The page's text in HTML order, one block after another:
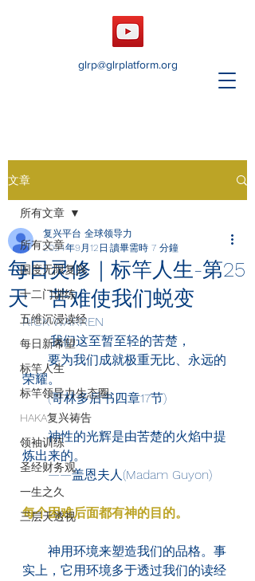
glrp@glrplatform.org
文章
所有文章
国度无限复兴
十二门训练
五维沉浸读经
每日新希望
标竿人生
标竿领导力生态圈
HAKA复兴祷告
领袖训练
圣经财务观
一生之久
三层天透视
所有文章
每日灵修｜标竿人生-第25
天 苦难使我们蜕变
复兴平台 全球领导力
2024年9月12日 讀畢需時 7 分鐘
RICK WARREN
       我们这至暂至轻的苦楚，
要为我们成就极重无比、永远的
荣耀。
(哥林多后书四章17节)
神性的光辉是由苦楚的火焰中提
炼出来的。
——盖恩夫人(Madam Guyon)
每个困难后面都有神的目的。
神用环境来塑造我们的品格。事
实上，它用环境多于透过我们的读经